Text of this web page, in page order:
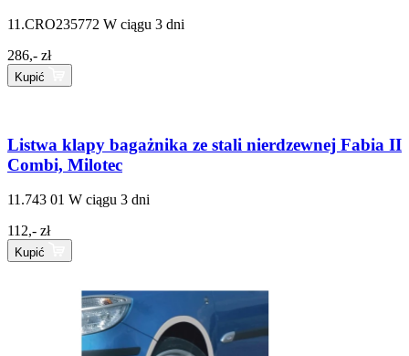
11.CRO235772 W ciągu 3 dni
286,- zł
Kupić
Listwa klapy bagażnika ze stali nierdzewnej Fabia II
Combi, Milotec
11.743 01 W ciągu 3 dni
112,- zł
Kupić